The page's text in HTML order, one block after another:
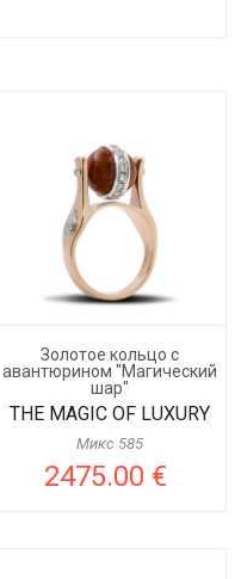
Золотое кольцо с
авантюрином "Магический
шар"
THE MAGIC OF LUXURY
Микс 585
2475.00 €